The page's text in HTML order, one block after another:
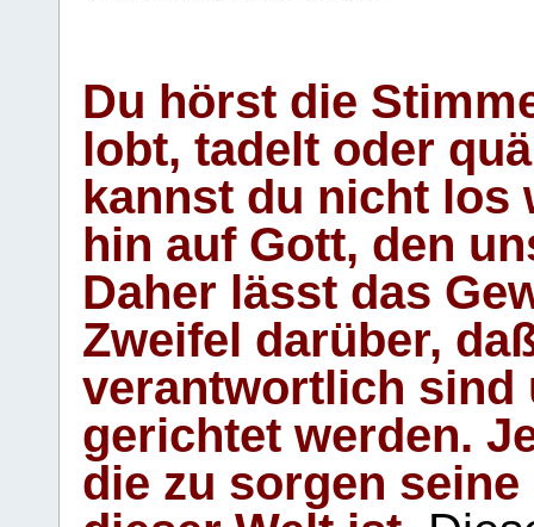
Du hörst die
lobt, tadelt oder
kannst du nicht los
hin auf Gott, den
Daher lässt das
Zweifel darüber,
verantwortlich sind
gerichtet werden.
die zu sorgen